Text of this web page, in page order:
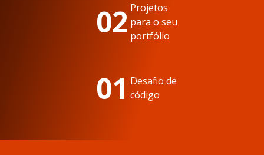
02 Projetos
para o seu
portfólio
01 Desafio de
código